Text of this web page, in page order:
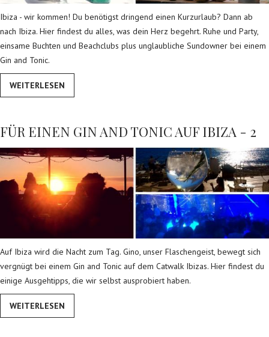
Ibiza - wir kommen! Du benötigst dringend einen Kurzurlaub? Dann ab
nach Ibiza. Hier findest du alles, was dein Herz begehrt. Ruhe und Party,
einsame Buchten und Beachclubs plus unglaubliche Sundowner bei einem
Gin and Tonic.
WEITERLESEN
FÜR EINEN GIN AND TONIC AUF IBIZA - 2
Auf Ibiza wird die Nacht zum Tag. Gino, unser Flaschengeist, bewegt sich
vergnügt bei einem Gin and Tonic auf dem Catwalk Ibizas. Hier findest du
einige Ausgehtipps, die wir selbst ausprobiert haben.
WEITERLESEN